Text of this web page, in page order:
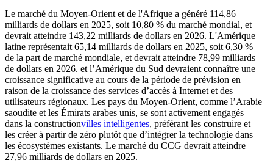
Le marché du Moyen-Orient et de l'Afrique a généré 114,86
milliards de dollars en 2025, soit 10,80 % du marché mondial, et
devrait atteindre 143,22 milliards de dollars en 2026. L'Amérique
latine représentait 65,14 milliards de dollars en 2025, soit 6,30 %
de la part de marché mondiale, et devrait atteindre 78,99 milliards
de dollars en 2026. et l’Amérique du Sud devraient connaître une
croissance significative au cours de la période de prévision en
raison de la croissance des services d’accès à Internet et des
utilisateurs régionaux. Les pays du Moyen-Orient, comme l’Arabie
saoudite et les Émirats arabes unis, se sont activement engagés
dans la constructionvilles intelligentes, préférant les construire et
les créer à partir de zéro plutôt que d’intégrer la technologie dans
les écosystèmes existants. Le marché du CCG devrait atteindre
27,96 milliards de dollars en 2025.